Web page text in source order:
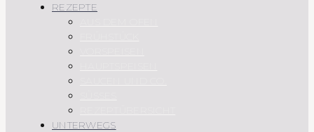
REZEPTE
UNTERWEGS